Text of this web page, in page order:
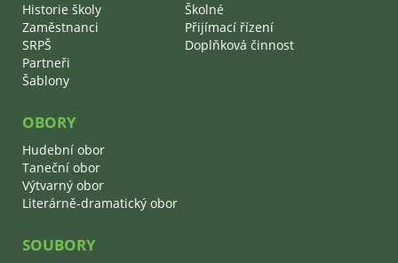
Historie školy
Zaměstnanci
SRPŠ
Partneři
Šablony
Školné
Přijímací řízení
Doplňková činnost
OBORY
Hudební obor
Taneční obor
Výtvarný obor
Literárně-dramatický obor
SOUBORY